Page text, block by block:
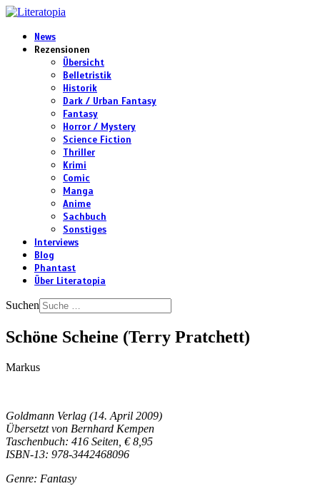
News
Rezensionen
Übersicht
Belletristik
Historik
Dark / Urban Fantasy
Fantasy
Horror / Mystery
Science Fiction
Thriller
Krimi
Comic
Manga
Anime
Sachbuch
Sonstiges
Interviews
Blog
Phantast
Über Literatopia
Suchen
Schöne Scheine (Terry Pratchett)
Markus
Goldmann Verlag (14. April 2009)
Übersetzt von Bernhard Kempen
Taschenbuch: 416 Seiten, € 8,95
ISBN-13: 978-3442468096
Genre: Fantasy